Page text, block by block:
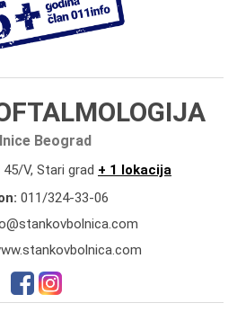
Beograd
45/V, Stari grad + 1 lokacija
011/324-33-06